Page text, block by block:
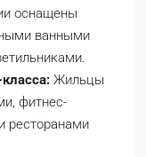
оснащены
ванными
Жильцы
фитнес-
ресторанами